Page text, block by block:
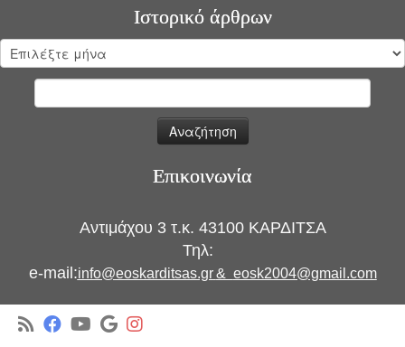
Ιστορικό άρθρων
Ιστορικό
άρθρων
Επικοινωνία
Αντιμάχου 3 τ.κ. 43100 ΚΑΡΔΙΤΣΑ
Τηλ:
e-mail:info@eoskarditsas.gr & eosk2004@gmail.com